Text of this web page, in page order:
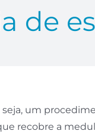
de
um
recobre a